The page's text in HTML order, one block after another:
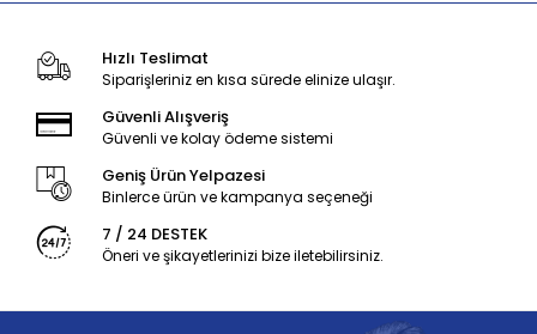
Hızlı Teslimat
Siparişleriniz en kısa sürede elinize ulaşır.
Güvenli Alışveriş
Güvenli ve kolay ödeme sistemi
Geniş Ürün Yelpazesi
Binlerce ürün ve kampanya seçeneği
7 / 24 DESTEK
Öneri ve şikayetlerinizi bize iletebilirsiniz.